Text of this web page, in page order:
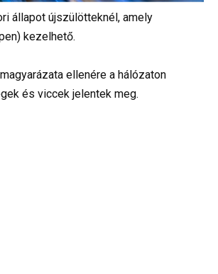
állapot újszülötteknél, amely
kezelhető.
ellenére a hálózaton
és viccek jelentek meg.